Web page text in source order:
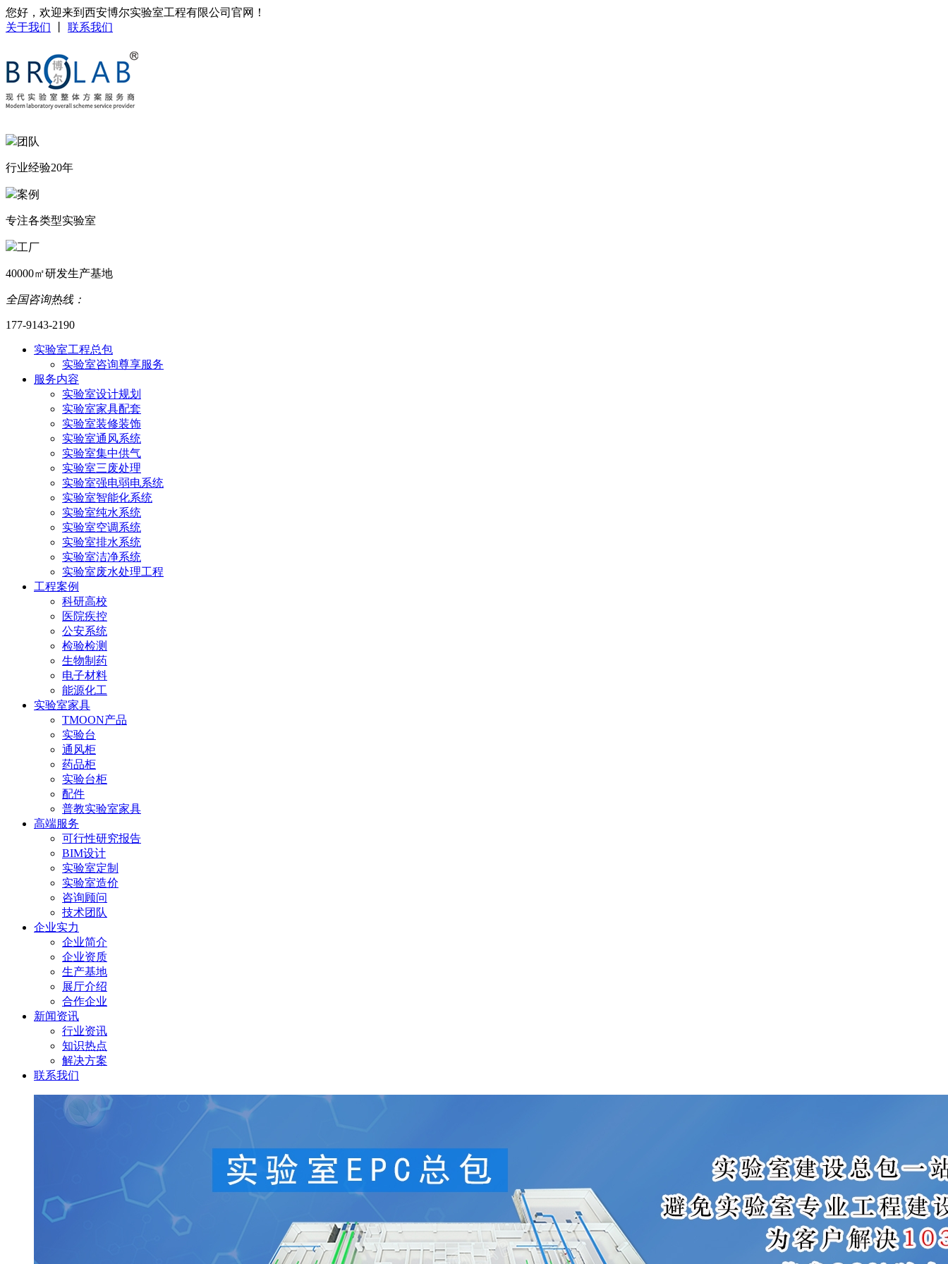
您好，欢迎来到西安博尔实验室工程有限公司官网！
关于我们
联系我们
团队
行业经验20年
案例
专注各类型实验室
工厂
40000㎡研发生产基地
全国咨询热线：
177-9143-2190
实验室工程总包
实验室咨询尊享服务
服务内容
实验室设计规划
实验室家具配套
实验室装修装饰
实验室通风系统
实验室集中供气
实验室三废处理
实验室强电弱电系统
实验室智能化系统
实验室纯水系统
实验室空调系统
实验室排水系统
实验室洁净系统
实验室废水处理工程
工程案例
科研高校
医院疾控
公安系统
检验检测
生物制药
电子材料
能源化工
实验室家具
TMOON产品
实验台
通风柜
药品柜
实验台柜
配件
普教实验室家具
高端服务
可行性研究报告
BIM设计
实验室定制
实验室造价
咨询顾问
技术团队
企业实力
企业简介
企业资质
生产基地
展厅介绍
合作企业
新闻资讯
行业资讯
知识热点
解决方案
联系我们